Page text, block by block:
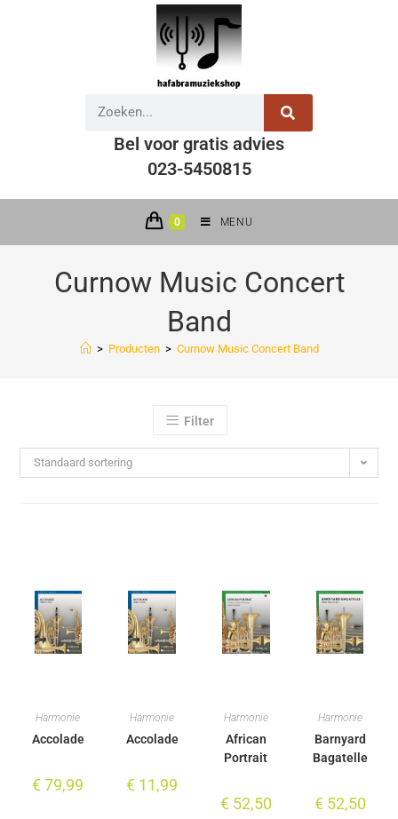
Bel voor gratis advies
023-5450815
0 MENU
Curnow Music Concert
Band
> Producten > Curnow Music Concert Band
Filter
Standaard sortering
Harmonie
Accolade
€79,99
Harmonie
Accolade
€ 11,99
Harmonie
African
Portrait
€52,50
Harmonie
Barnyard
Bagatelle
€52,50